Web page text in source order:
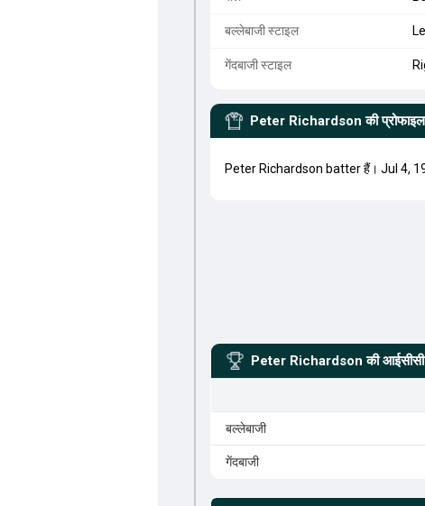
बल्लेबाजी स्टाइल
गेंदबाजी स्टाइल
Peter Richardson की प्रोफाइल
Peter Richardson batter हैं। Jul 4,
Peter Richardson की
बल्लेबाजी
गेंदबाजी